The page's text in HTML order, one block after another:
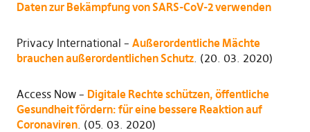
Daten zur Bekämpfung von SARS-CoV-2 verwenden
Privacy International – Außerordentliche Mächte
brauchen außerordentlichen Schutz. (20. 03. 2020)
Access Now – Digitale Rechte schützen, öffentliche
Gesundheit fördern: für eine bessere Reaktion auf
Coronaviren. (05. 03. 2020)